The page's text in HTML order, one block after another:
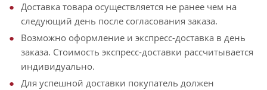
Доставка товара осуществляется не ранее чем на
следующий день после согласования заказа.
Возможно оформление и экспресс-доставка в день
заказа. Стоимость экспресс-доставки рассчитывается
индивидуально.
Для успешной доставки покупатель должен